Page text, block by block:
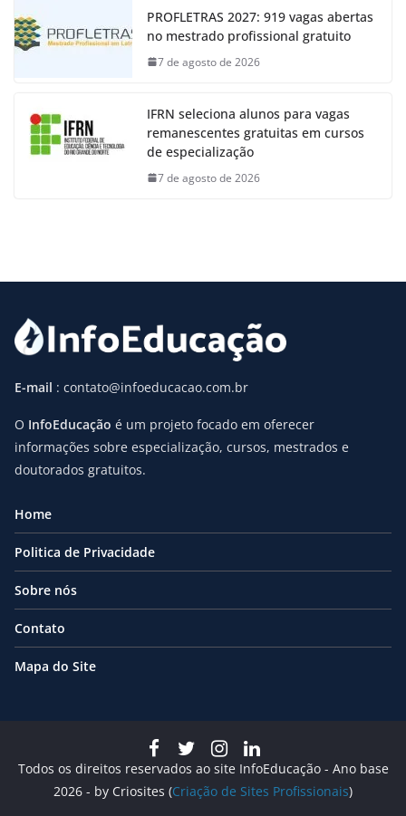
PROFLETRAS 2027: 919 vagas abertas
no mestrado profissional gratuito
7 de agosto de 2026
IFRN seleciona alunos para vagas
remanescentes gratuitas em cursos
de especialização
7 de agosto de 2026
E-mail : contato@infoeducacao.com.br
O InfoEducação é um projeto focado em oferecer
informações sobre especialização, cursos, mestrados e
doutorados gratuitos.
Home
Politica de Privacidade
Sobre nós
Contato
Mapa do Site
Todos os direitos reservados ao site InfoEducação - Ano base
2026 - by Criosites (Criação de Sites Profissionais)